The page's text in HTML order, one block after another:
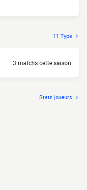
11 Type
3 matchs cette saison
Stats joueurs